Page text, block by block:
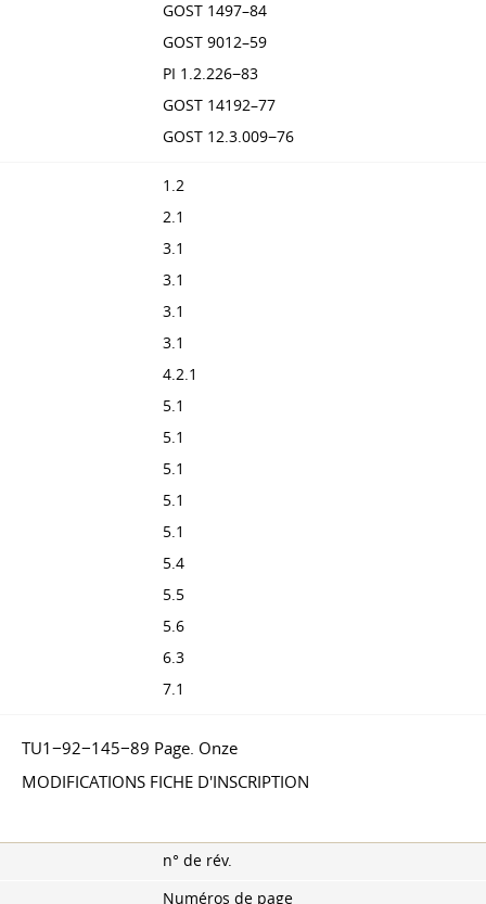
GOST 1497–84
GOST 9012–59
PI 1.2.226−83
GOST 14192–77
GOST 12.3.009−76
1.2
2.1
3.1
3.1
3.1
3.1
4.2.1
5.1
5.1
5.1
5.1
5.1
5.4
5.5
5.6
6.3
7.1
TU1−92−145−89 Page. Onze
MODIFICATIONS FICHE D'INSCRIPTION
n° de rév.
Numéros de page